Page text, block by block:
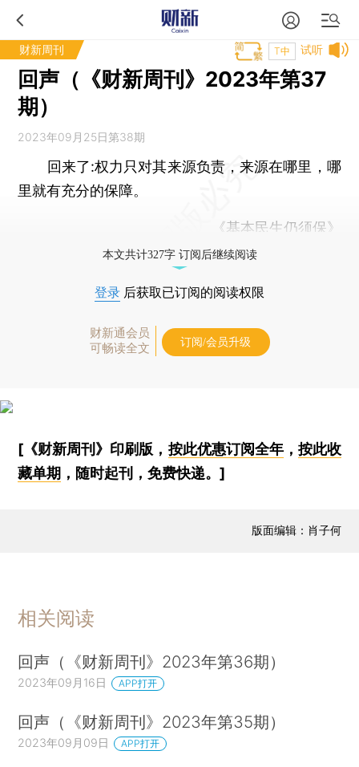
财新周刊 试听
T中
回声（《财新周刊》2023年第37
期）
2023年09月25日第38期
回来了:权力只对其来源负责，来源在哪里，哪
里就有充分的保障。
《基本民生仍须保》
本文共计327字 订阅后继续阅读
登录 后获取已订阅的阅读权限
财新通会员
可畅读全文
订阅/会员升级
[《财新周刊》印刷版， 按此优惠订阅全年， 按此收
藏单期 ，随时起刊，免费快递。]
版面编辑：肖子何
相关阅读
回声（《财新周刊》2023年第36期）
2023年09月16日 APP打开
回声（《财新周刊》2023年第35期）
2023年09月09日 APP打开